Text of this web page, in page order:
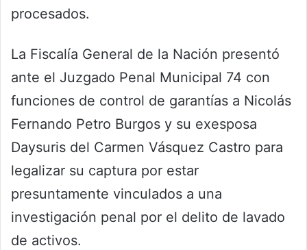
procesados.
La Fiscalía General de la Nación presentó
ante el Juzgado Penal Municipal 74 con
funciones de control de garantías a Nicolás
Fernando Petro Burgos y su exesposa
Daysuris del Carmen Vásquez Castro para
legalizar su captura por estar
presuntamente vinculados a una
investigación penal por el delito de lavado
de activos.